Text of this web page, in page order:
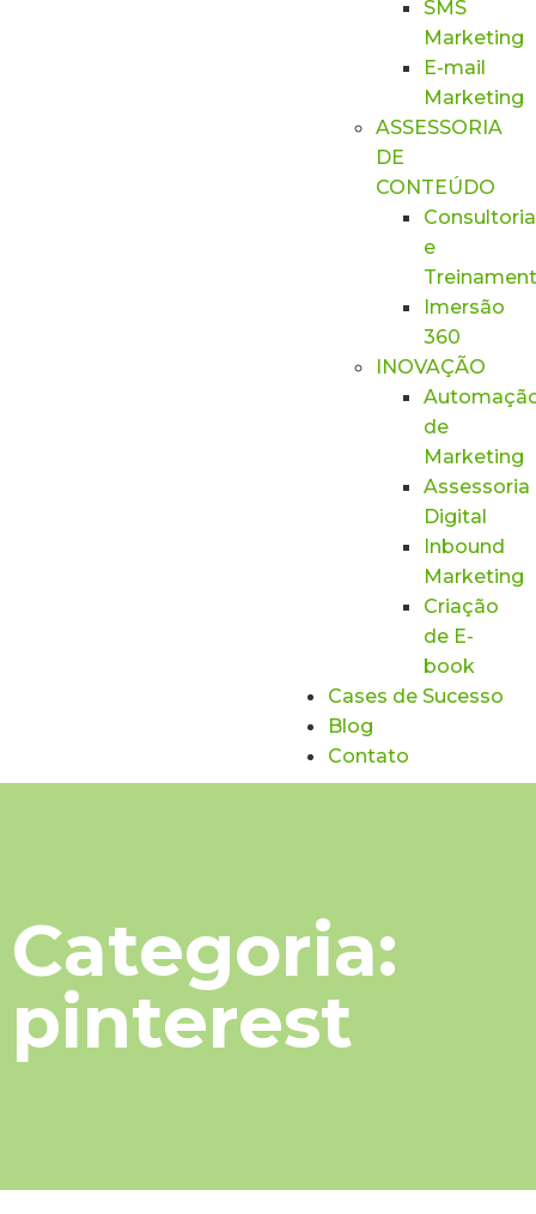
SMS
Marketing
E-mail
Marketing
ASSESSORIA
DE
CONTEÚDO
Consultoria
e
Imersão
360
INOVAÇÃO
de
Marketing
Assessoria
Digital
Inbound
Marketing
Criação
de E-
book
Cases de Sucesso
Blog
Contato
Categoria:
pinterest